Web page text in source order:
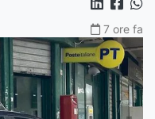
7 ore fa